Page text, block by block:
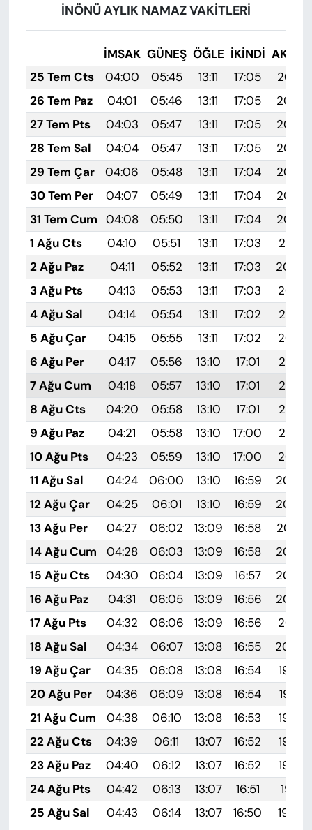
İNÖNÜ AYLIK NAMAZ VAKITLERI
İMSAK GÜNEŞ ÖĞLE İKINDI
25 Tem Cts
04:00 05:45 13:11 17:05
20:27
26 Tem Paz
04:01 05:46 13:11 17:05
20:26
27 Tem Pts
04:03 05:47 13:11 17:05
20:26
28 Tem Sal
04:04 05:47 13:11 17:05
20:25
29 Tem Çar
04:06 05:48 13:11 17:04
20:24
30 Tem Per
04:07 05:49 13:11 17:04
20:23
31 Tem Cum 04:08 05:50 13:11 17:04
20:22
1 Ağu Cts
04:10 05:51 13:11 17:03
20:21
2 Ağu Paz
04:11 05:52 13:11 17:03
20:20
3 Ağu Pts
04:13 05:53 13:11 17:03
20:19
4 Ağu Sal
04:14 05:54 13:11 17:02
20:17
5 Ağu Çar
04:15 05:55 13:11 17:02
20:16
6 Ağu Per
04:17 05:56 13:10 17:01
20:15
7 Ağu Cum
04:18 05:57 13:10 17:01
20:14
8 Ağu Cts
04:20 05:58 13:10 17:01
20:13
9 Ağu Paz
04:21 05:58 13:10 17:00
20:12
10 Ağu Pts
04:23 05:59 13:10 17:00
20:10
11 Ağu Sal
04:24 06:00 13:10 16:59
20:09
12 Ağu Çar
04:25 06:01 13:10 16:59
20:08
13 Ağu Per
04:27 06:02 13:09 16:58
20:07
14 Ağu Cum
04:28 06:03 13:09 16:58
20:05
15 Ağu Cts
04:30 06:04 13:09 16:57
20:04
16 Ağu Paz
04:31 06:05 13:09 16:56
20:03
17 Ağu Pts
04:32 06:06 13:09 16:56
20:01
18 Ağu Sal
04:34 06:07 13:08 16:55
20:00
19 Ağu Çar
04:35 06:08 13:08 16:54
19:59
20 Ağu Per
04:36 06:09 13:08 16:54
19:57
21 Ağu Cum
04:38 06:10 13:08 16:53
19:56
22 Ağu Cts
04:39 06:11 13:07 16:52
19:54
23 Ağu Paz
04:40 06:12 13:07 16:52
19:53
24 Ağu Pts
04:42 06:13 13:07 16:51
19:51
25 Ağu Sal
04:43 06:14 13:07 16:50 19:50